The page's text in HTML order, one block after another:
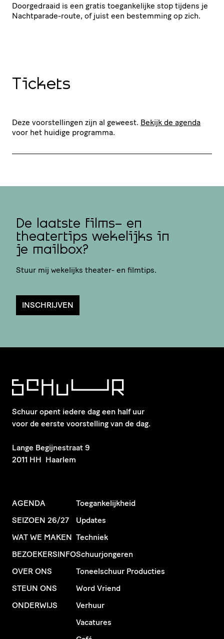
Doorgedraaid is een gratis toegankelijke stop tijdens je
Nachtparade-route, of juist een bestemming op zich.
Tickets
Deze voorstellingen zijn al geweest. Bekijk de agenda
voor het huidige programma.
De laatste films- en
theatertips wekelijks in
je mailbox?
Stuur mij wekelijks theater- en filmtips.
INSCHRIJVEN
Schuur opent iedere dag een half uur
voor de eerste voorstelling van de dag.
​Lange Begijnestraat 9
2011 HH Haarlem
AGENDA
SEIZOEN 26/27
WAT WE MAKEN
BEZOEKERSINFO
OVER ONS
STEUN ONS
ONDERWIJS
Toegankelijkheid
Updates
Techniek
Schuurjongeren
Toneelschuur Producties
Word Vriend
Verhuur
Vacatures